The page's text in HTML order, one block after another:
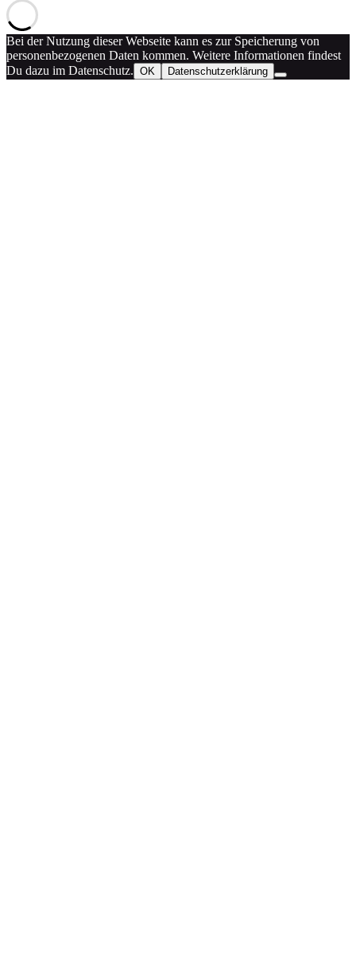
Bei der Nutzung dieser Webseite kann es zur Speicherung von
personenbezogenen Daten kommen. Weitere Informationen findest
Du dazu im Datenschutz. OK Datenschutzerklärung